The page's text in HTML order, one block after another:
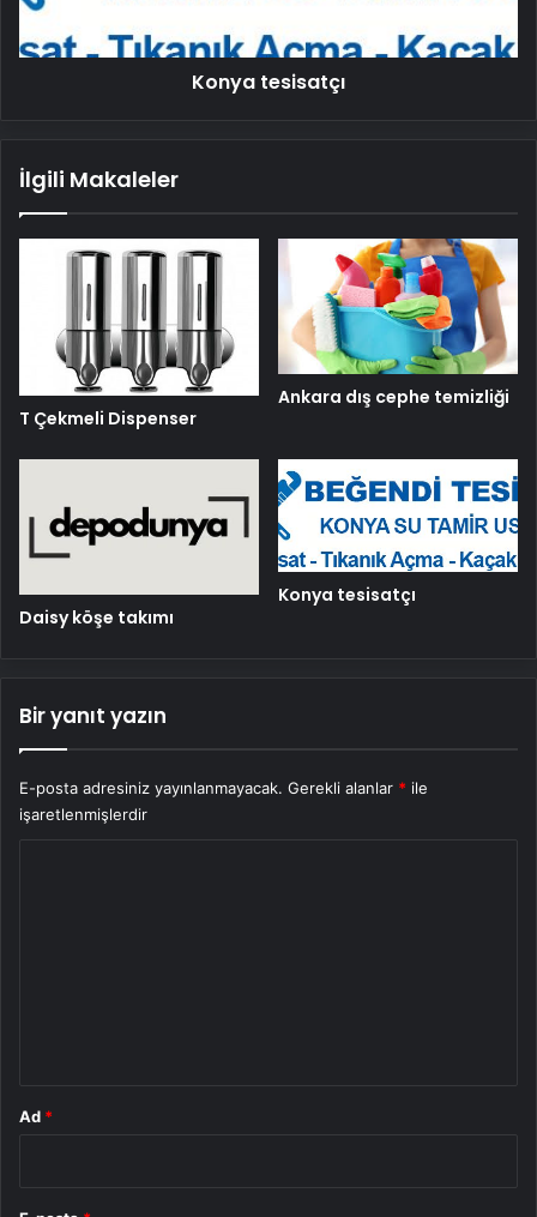
Konya tesisatçı
İlgili Makaleler
T Çekmeli Dispenser
Ankara dış cephe temizliği
Daisy köşe takımı
Konya tesisatçı
Bir yanıt yazın
E-posta adresiniz yayınlanmayacak. Gerekli alanlar * ile
işaretlenmişlerdir
Ad *